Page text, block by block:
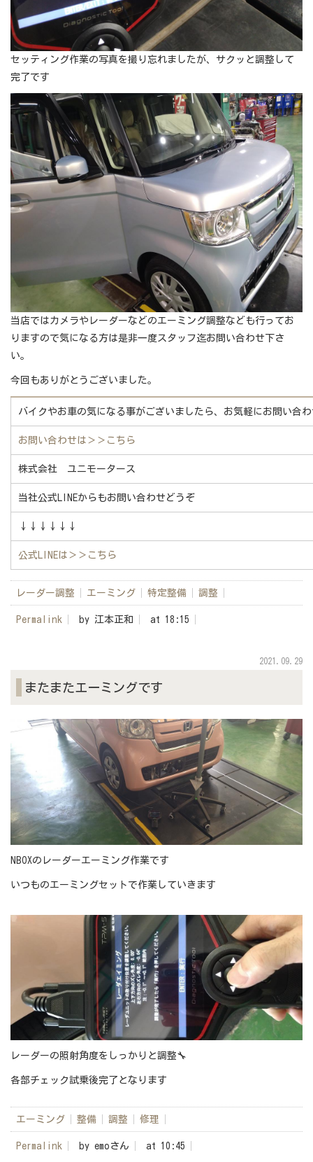
セッティング作業の写真を撮り忘れましたが、サクッと調整して
完了です
当店ではカメラやレーダーなどのエーミング調整なども行ってお
りますので気になる方は是非一度スタッフ迄お問い合わせ下さ
い。
今回もありがとうございました。
バイクやお車の気になる事がございましたら、お気軽にお問い合
お問い合わせは ＞＞こちら
株式会社 ユニモータース
当社公式LINEからもお問い合わせどうぞ
↓↓↓↓↓↓
公式LINEは ＞＞こちら
レーダー調整 エーミング 特定整備 調整
Permalink by 江本正和 at 18:15
2021.09.29
またまたエーミングです
NBOXのレーダーエーミング作業です
いつものエーミングセットで作業していきます
レーダーの照射角度をしっかりと調整🔧
各部チェック試乗後完了となります
エーミング 整備 調整 修理
Permalink by emoさん at 10:45